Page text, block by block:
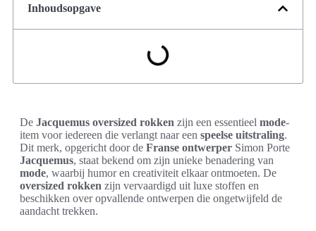
Inhoudsopgave
De Jacquemus oversized rokken zijn een essentieel mode-
item voor iedereen die verlangt naar een speelse uitstraling.
Dit merk, opgericht door de Franse ontwerper Simon Porte
Jacquemus, staat bekend om zijn unieke benadering van
mode, waarbij humor en creativiteit elkaar ontmoeten. De
oversized rokken zijn vervaardigd uit luxe stoffen en
beschikken over opvallende ontwerpen die ongetwijfeld de
aandacht trekken.